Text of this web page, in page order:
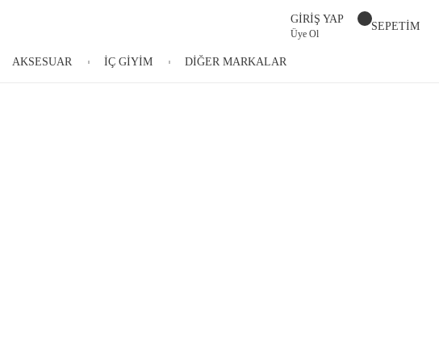
GİRİŞ YAP
Üye Ol
SEPETİM
AKSESUAR İÇ GİYİM DİĞER MARKALAR